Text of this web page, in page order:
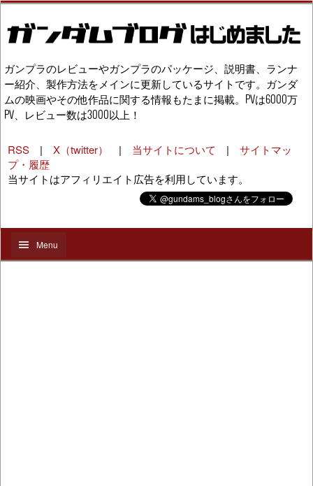
ガンプラのレビューやガンプラのパッケージ、説明書、ランナ
ー紹介、製作方法をメインに更新しているサイトです。ガンダ
ムの映画やその他作品に関する情報もたまに掲載。PVは6000万
PV、レビュー数は3000以上！
RSS | X（twitter） | 当サイトについて | サイトマッ
プ・履歴
当サイトはアフィリエイト広告を利用しています。
Menu